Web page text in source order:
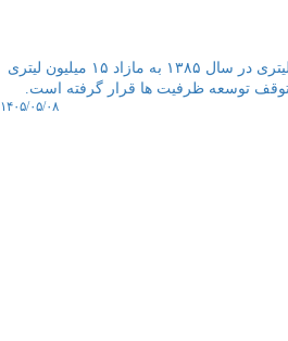
سیب پال: تراز بنزین ایران از رکورد واردات روزانه ۲۷ میلیون لیتری در سال ۱۳۸۵ به مازاد ۱۵ میلیون لیتری
۱۴۰۵/۰۵/۰۸